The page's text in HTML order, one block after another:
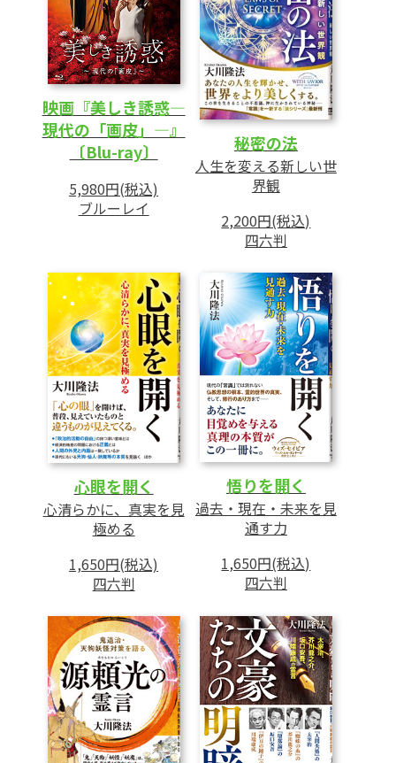
第3章 楽曲歌詞・挿入歌「故郷」解説
主題歌 美しき誘惑
キャンペーン・ソング 女教祖のテーマ曲
女の悟り
イメージソング(1) Selfish Love
イメージソング(2) 法力
挿入歌 若さの哀しみ
挿入歌 偽りの成功
挿入歌「故郷」解説
あとがき
映画『美しき誘惑―
現代の「画皮」―』
〔Blu-ray〕
5,980円(税込)
ブルーレイ
秘密の法
人生を変える新しい世
界観
2,200円(税込)
四六判
心眼を開く
心清らかに、真実を見
極める
1,650円(税込)
四六判
悟りを開く
過去・現在・未来を見
通す力
1,650円(税込)
四六判